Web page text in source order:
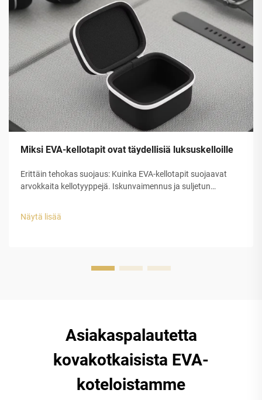
Miksi EVA-kellotapit ovat täydellisiä luksuskelloille
Erittäin tehokas suojaus: Kuinka EVA-kellotapit suojaavat
arvokkaita kellotyyppejä. Iskunvaimennus ja suljetun
erinomainen suojauskyky luksuskellojen tappeihin...
Näytä lisää
Asiakaspalautetta
kovakotkaisista EVA-
koteloistamme